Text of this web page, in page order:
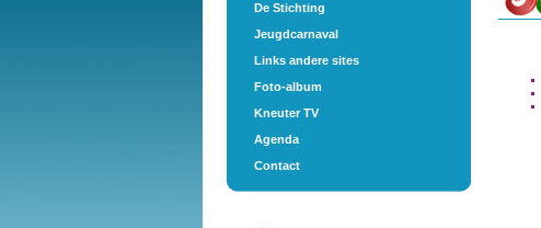
De Stichting
Jeugdcarnaval
Links andere sites
Foto-album
Kneuter TV
Agenda
Contact